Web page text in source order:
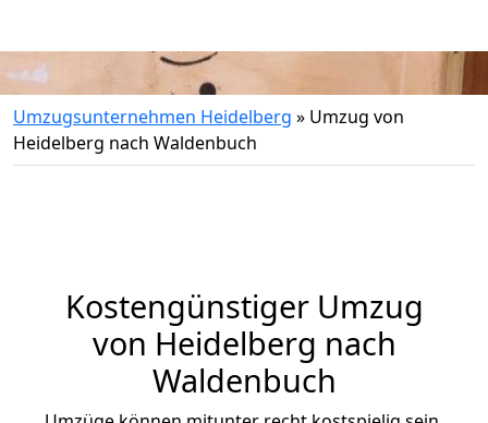
Umzugsunternehmen Heidelberg » Umzug von
Heidelberg nach Waldenbuch
Kostengünstiger Umzug
von Heidelberg nach
Waldenbuch